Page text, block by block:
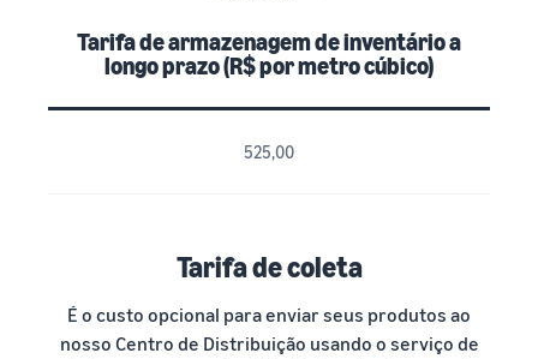
Tarifa de armazenagem de inventário a
longo prazo (R$ por metro cúbico)
525,00
Tarifa de coleta
É o custo opcional para enviar seus produtos ao
nosso Centro de Distribuição usando o serviço de